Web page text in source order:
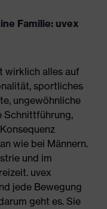
Familie: uvex
wirklich alles auf
sportliches
ungewöhnliche
Schnittführung,
wie bei Männern.
und im
uvex
jede Bewegung
geht es. Sie